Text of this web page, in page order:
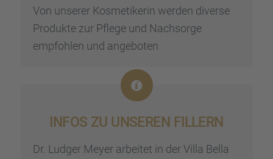
Von unserer Kosme­ti­ke­rin werden diverse
Produkte zur Pflege und Nachsorge
empfoh­len und angebo­ten
INFOS ZU UNSEREN FILLERN
Dr. Ludger Meyer arbei­tet in der Villa Bella